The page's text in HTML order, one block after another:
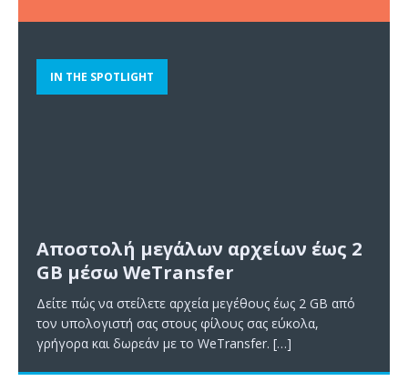
IN THE SPOTLIGHT
Αποστολή μεγάλων αρχείων έως 2
GB μέσω WeTransfer
Δείτε πώς να στείλετε αρχεία μεγέθους έως 2 GB από
τον υπολογιστή σας στους φίλους σας εύκολα,
γρήγορα και δωρεάν με το WeTransfer. […]